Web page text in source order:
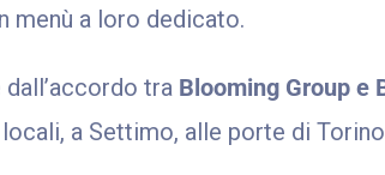
menù a loro dedicato.
tra Blooming Group e
a Settimo, alle porte di